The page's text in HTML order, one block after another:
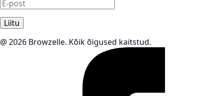
Liitu
@ 2026 Browzelle. Kõik õigused kaitstud.